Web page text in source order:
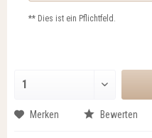
** Dies ist ein Pflichtfeld.
Merken Bewerten